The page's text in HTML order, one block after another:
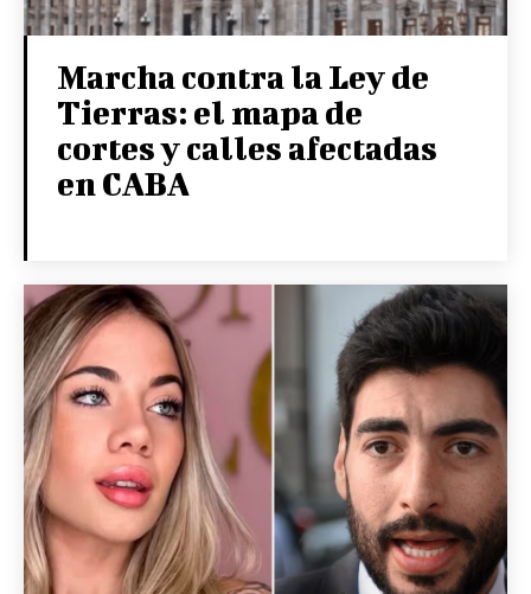
Marcha contra la Ley de
Tierras: el mapa de
cortes y calles afectadas
en CABA